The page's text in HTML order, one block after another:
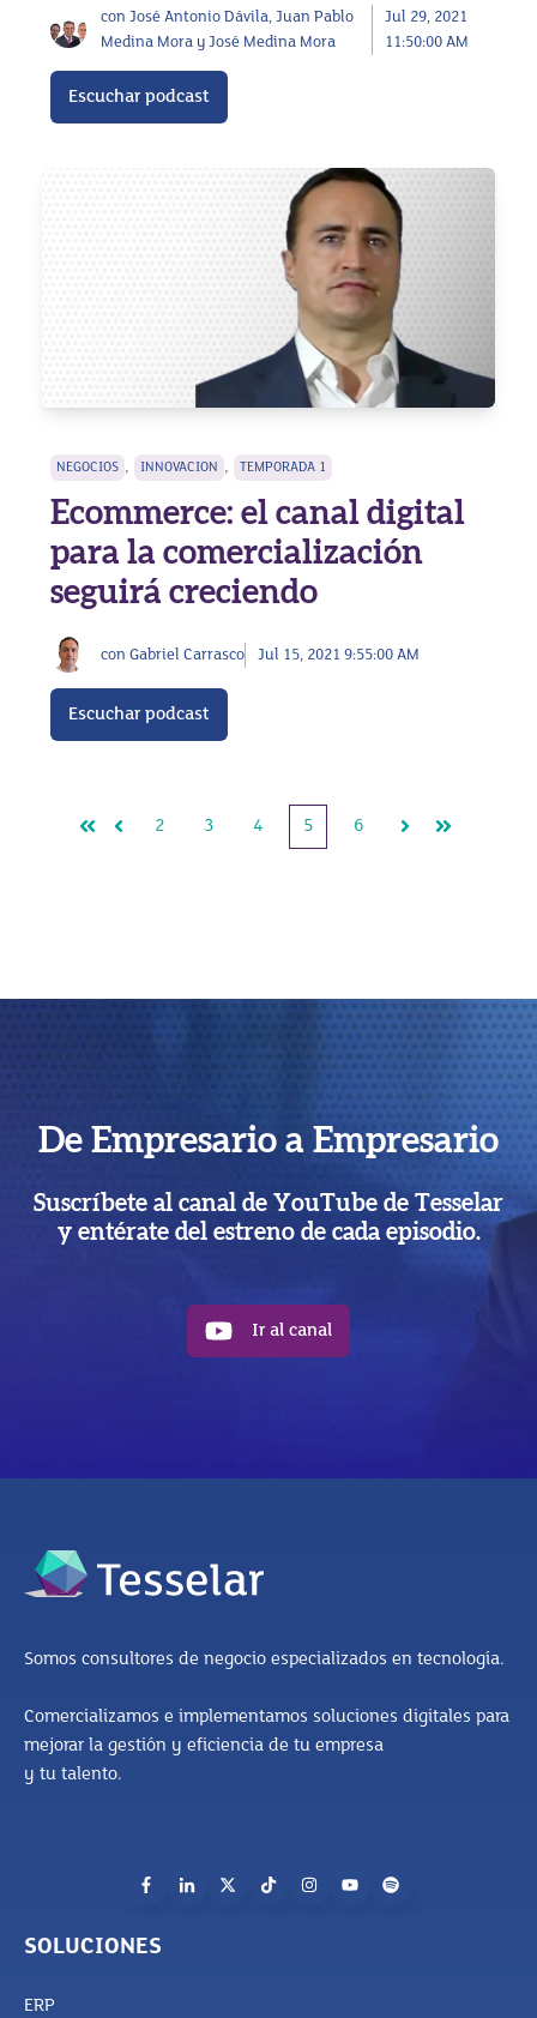
con José Antonio Dávila, Juan Pablo
Medina Mora y José Medina Mora
Jul 29, 2021
11:50:00 AM
Escuchar podcast
NEGOCIOS , INNOVACION , TEMPORADA 1
Ecommerce: el canal digital
para la comercialización
seguirá creciendo
con Gabriel Carrasco Jul 15, 2021 9:55:00 AM
Escuchar podcast
2 3 4 5 6
De Empresario a Empresario
Suscríbete al canal de YouTube de Tesselar
y entérate del estreno de cada episodio.
Ir al canal
Somos consultores de negocio especializados en tecnología.
Comercializamos e implementamos soluciones digitales para
mejorar la gestión y eficiencia de tu empresa
y tu talento.
SOLUCIONES
ERP